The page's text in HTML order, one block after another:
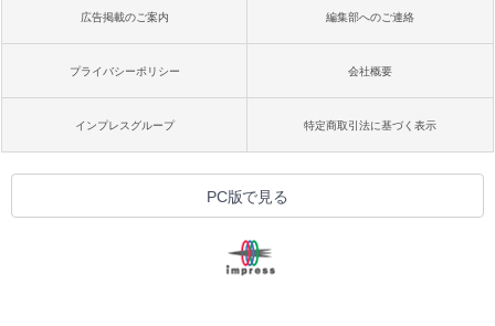
広告掲載のご案内 編集部へのご連絡
プライバシーポリシー 会社概要
インプレスグループ 特定商取引法に基づく表示
PC版で見る